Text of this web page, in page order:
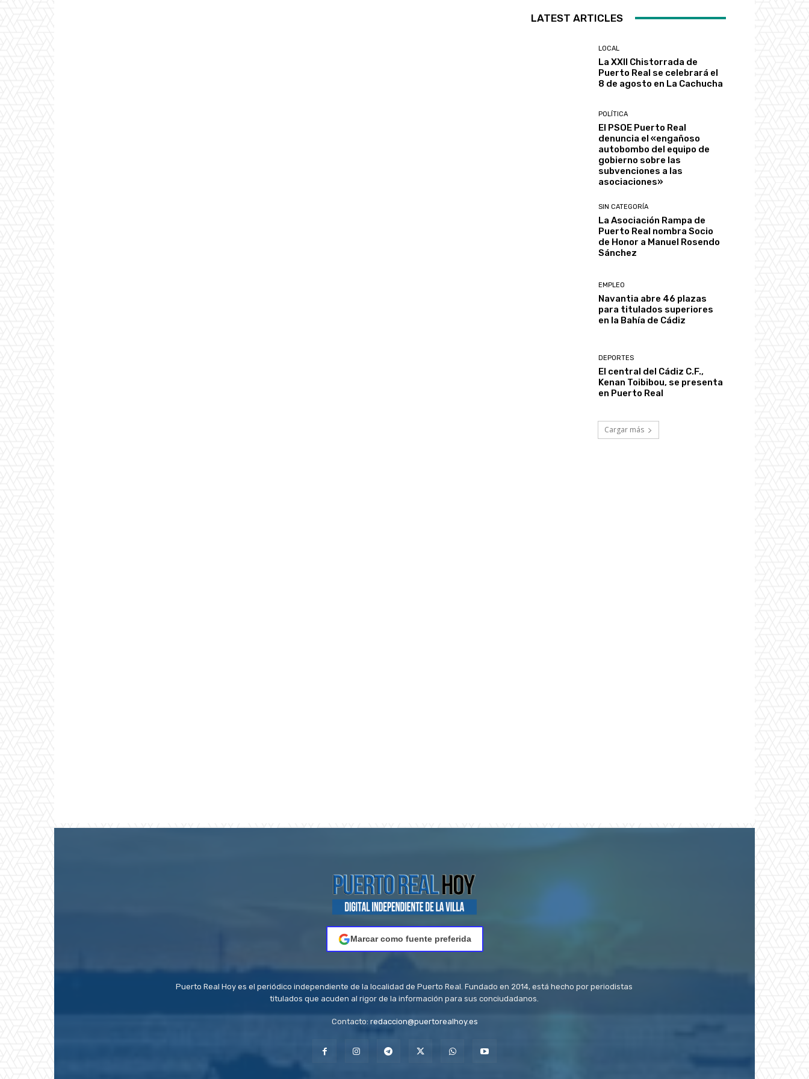
LATEST ARTICLES
LOCAL
La XXII Chistorrada de
Puerto Real se celebrará el
8 de agosto en La Cachucha
POLÍTICA
El PSOE Puerto Real
denuncia el «engañoso
autobombo del equipo de
gobierno sobre las
subvenciones a las
asociaciones»
SIN CATEGORÍA
La Asociación Rampa de
Puerto Real nombra Socio
de Honor a Manuel Rosendo
Sánchez
EMPLEO
Navantia abre 46 plazas
para titulados superiores
en la Bahía de Cádiz
DEPORTES
El central del Cádiz C.F.,
Kenan Toibibou, se presenta
en Puerto Real
Cargar más
Marcar como fuente preferida
Puerto Real Hoy es el periódico independiente de la localidad de Puerto Real. Fundado en 2014, está hecho por periodistas
titulados que acuden al rigor de la información para sus conciudadanos.
Contacto: redaccion@puertorealhoy.es